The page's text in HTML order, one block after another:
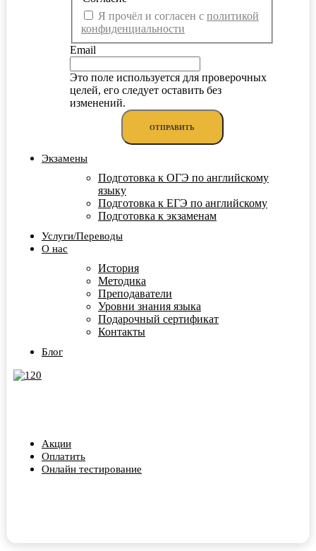
Я прочёл и согласен с политикой
конфиденциальности
Email
Это поле используется для проверочных
целей, его следует оставить без
изменений.
Экзамены
Подготовка к ОГЭ по английскому
языку
Подготовка к ЕГЭ по английскому
Подготовка к экзаменам
Услуги/Переводы
О нас
История
Методика
Преподаватели
Уровни знания языка
Подарочный сертификат
Контакты
Блог
Акции
Оплатить
Онлайн тестирование